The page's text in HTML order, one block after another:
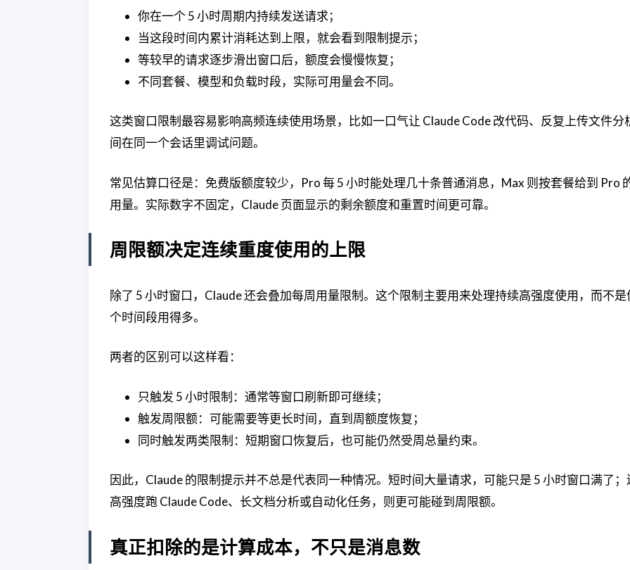
你在一个 5 小时周期内持续发送请求；
当这段时间内累计消耗达到上限，就会看到限制提示；
等较早的请求逐步滑出窗口后，额度会慢慢恢复；
不同套餐、模型和负载时段，实际可用量会不同。
这类窗口限制最容易影响高频连续使用场景，比如一口气让 Claude Code 改代码、反复上传文件分
间在同一个会话里调试问题。
常见估算口径是：免费版额度较少，Pro 每 5 小时能处理几十条普通消息，Max 则按套餐给到 Pro
用量。实际数字不固定，Claude 页面显示的剩余额度和重置时间更可靠。
周限额决定连续重度使用的上限
除了 5 小时窗口，Claude 还会叠加每周用量限制。这个限制主要用来处理持续高强度使用，而不
个时间段用得多。
两者的区别可以这样看：
只触发 5 小时限制：通常等窗口刷新即可继续；
触发周限额：可能需要等更长时间，直到周额度恢复；
同时触发两类限制：短期窗口恢复后，也可能仍然受周总量约束。
因此，Claude 的限制提示并不总是代表同一种情况。短时间大量请求，可能只是 5 小时窗口满了
高强度跑 Claude Code、长文档分析或自动化任务，则更可能碰到周限额。
真正扣除的是计算成本，不只是消息数